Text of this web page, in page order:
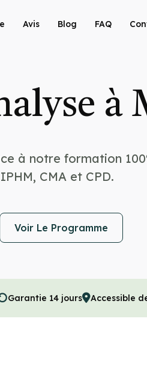
Avis Blog FAQ
à
à notre formation
CMA et CPD.
Voir Le Programme
Garantie 14 jours Accessible